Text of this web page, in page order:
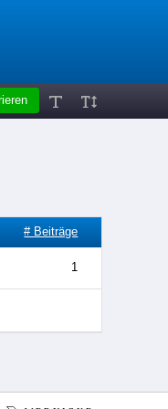
# Beiträge
1